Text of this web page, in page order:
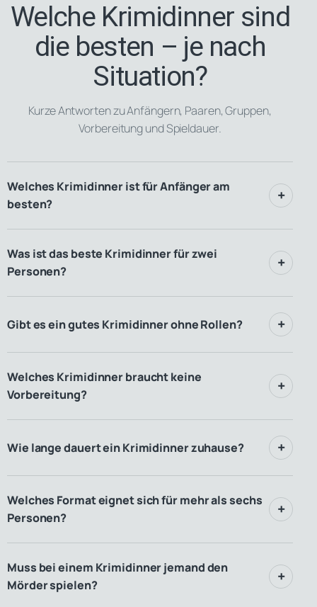
Welche Krimidinner sind
die besten – je nach
Situation?
Kurze Antworten zu Anfängern, Paaren, Gruppen,
Vorbereitung und Spieldauer.
Welches Krimidinner ist für Anfänger am
besten?
Was ist das beste Krimidinner für zwei
Personen?
Gibt es ein gutes Krimidinner ohne Rollen?
Welches Krimidinner braucht keine
Vorbereitung?
Wie lange dauert ein Krimidinner zuhause?
Welches Format eignet sich für mehr als sechs
Personen?
Muss bei einem Krimidinner jemand den
Mörder spielen?